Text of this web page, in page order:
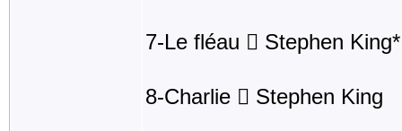
7-Le fléau  Stephen King*
8-Charlie  Stephen King